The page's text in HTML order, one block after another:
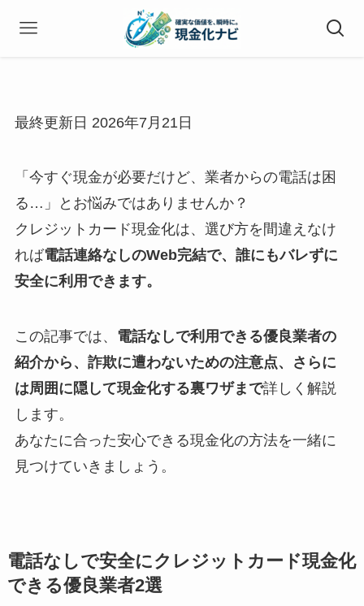
最終更新日 2026年7月21日
「今すぐ現金が必要だけど、業者からの電話は困
る…」とお悩みではありませんか？
クレジットカード現金化は、選び方を間違えなけ
れば電話連絡なしのWeb完結で、誰にもバレずに
安全に利用できます。
この記事では、 電話なしで利用できる優良業者の
紹介から、詐欺に遭わないための注意点、さらに
は周囲に隠して現金化する裏ワザまで詳しく解説
します。
あなたに合った安心できる現金化の方法を一緒に
見つけていきましょう。
電話なしで安全にクレジットカード現金化
できる優良業者2選